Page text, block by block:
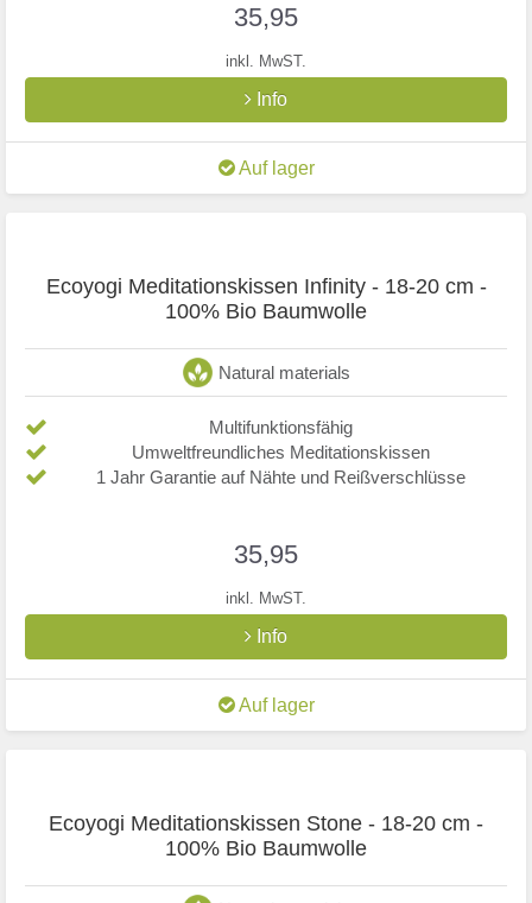
35,95
inkl. MwST.
Info
Auf lager
Ecoyogi Meditationskissen Infinity - 18-20 cm -
100% Bio Baumwolle
Natural materials
Multifunktionsfähig
Umweltfreundliches Meditationskissen
1 Jahr Garantie auf Nähte und Reißverschlüsse
35,95
inkl. MwST.
Info
Auf lager
Ecoyogi Meditationskissen Stone - 18-20 cm -
100% Bio Baumwolle